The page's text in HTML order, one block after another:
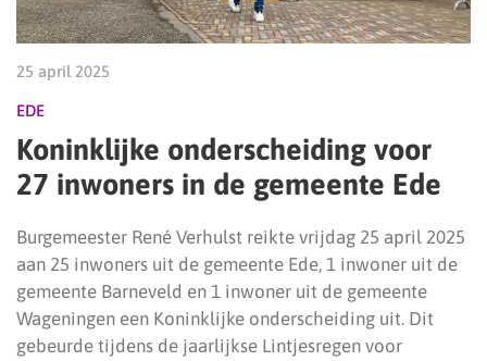
25 april 2025
EDE
Koninklijke onderscheiding voor
27 inwoners in de gemeente Ede
Burgemeester René Verhulst reikte vrijdag 25 april 2025
aan 25 inwoners uit de gemeente Ede, 1 inwoner uit de
gemeente Barneveld en 1 inwoner uit de gemeente
Wageningen een Koninklijke onderscheiding uit. Dit
gebeurde tijdens de jaarlijkse Lintjesregen voor